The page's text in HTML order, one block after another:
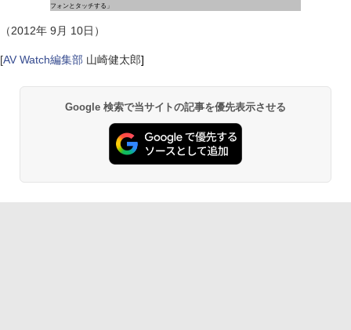
フォンとタッチする」
（2012年 9月 10日）
[AV Watch編集部 山崎健太郎]
Google 検索で当サイトの記事を優先表示させる